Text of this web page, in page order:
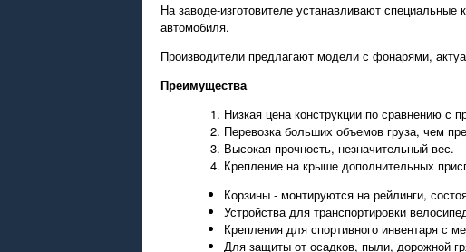
На заводе-изготовителе устанавливают
автомобиля.
Производители предлагают модели с фонарями,
Преимущества
Низкая цена конструкции по сравнению с
Перевозка больших объемов груза, чем
Высокая прочность, незначительный вес.
Крепление на крыше дополнительных
Корзины - монтируются на рейлинги,
Устройства для транспортировки
Крепления для спортивного инвентаря с
Для защиты от осадков, пыли, дорожной